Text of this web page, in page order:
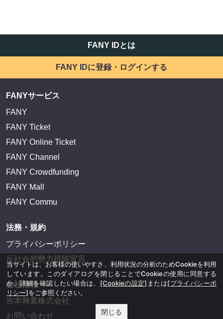
FANY IDとは
FANY IDに登録・ログインする
FANYサービス
FANY
FANY Ticket
FANY Online Ticket
FANY Channel
FANY Crowdfunding
FANY Mall
FANY Commu
法務・規約
プライバシーポリシー
反社会的勢力排除宣言
会社情報
吉本興業株式会社
お問い合わせ
当サイトは、お客様の使いやすさ、利用状況の分析のためCookieを利用
しています。このダイアログを閉じることでCookieの使用に同意する
か、詳細を確認したい場合は、 [Cookieの設定] または[プライバシーポ
リシー]をご参照ください。
閉じる